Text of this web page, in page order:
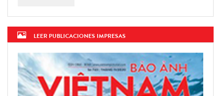
LEER PUBLICACIONES IMPRESAS